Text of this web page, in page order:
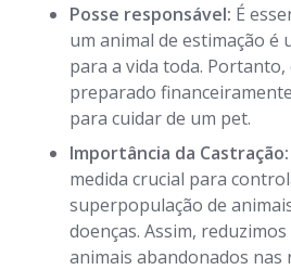
Posse responsável: É
um animal de estimação é
para a vida toda.
preparado
para cuidar de um pet.
Importância da Castração:
medida crucial para
superpopulação de
doenças. Assim,
animais abandonados nas